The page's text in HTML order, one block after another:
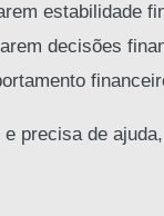
estabilidade
decisões
precisa de